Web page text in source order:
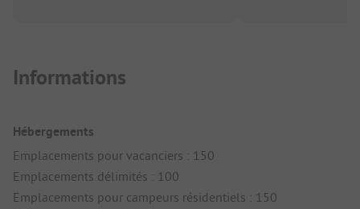
Informations
Hébergements
Emplacements pour vacanciers : 150
Emplacements délimités : 100
Emplacements pour campeurs résidentiels : 150